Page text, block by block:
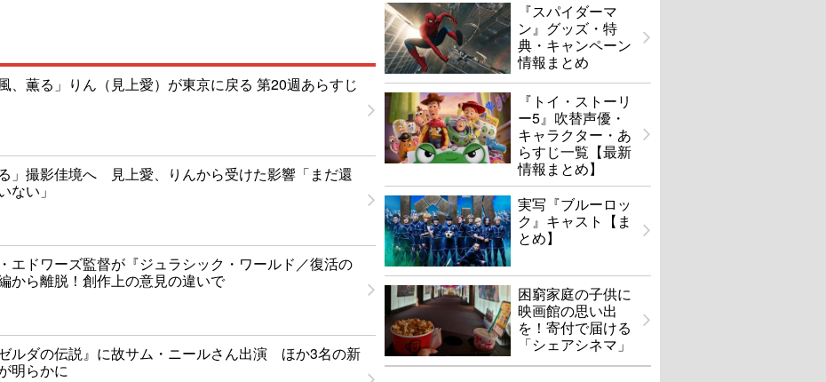
、薫る」りん（見上愛）が東京に戻る 第20週あらすじ
る」撮影佳境へ 見上愛、りんから受けた影響「まだ還
ない」
エドワーズ監督が『ジュラシック・ワールド／復活の
から離脱！創作上の意見の違いで
ルダの伝説』に故サム・ニールさん出演 ほか3名の新
明らかに
『スパイダーマ
ン』グッズ・特
典・キャンペーン
情報まとめ
『トイ・ストーリ
ー5』吹替声優・
キャラクター・あ
らすじ一覧【最新
情報まとめ】
実写『ブルーロッ
ク』キャスト【ま
とめ】
困窮家庭の子供に
映画館の思い出
を！寄付で届ける
「シェアシネマ」